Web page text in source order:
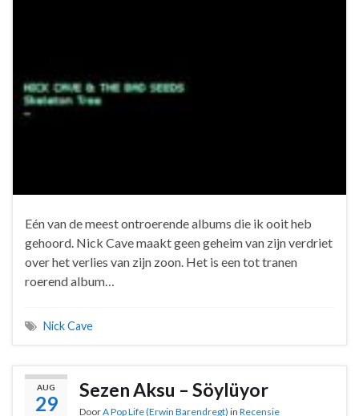
Eén van de meest ontroerende albums die ik ooit heb
gehoord. Nick Cave maakt geen geheim van zijn verdriet
over het verlies van zijn zoon. Het is een tot tranen
roerend album…
Nick Cave
AUG
29
Sezen Aksu – Söylüyor
DoorA Pop Life (Erwin Barendregt) in Recensie